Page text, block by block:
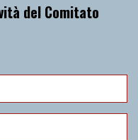
del Comitato